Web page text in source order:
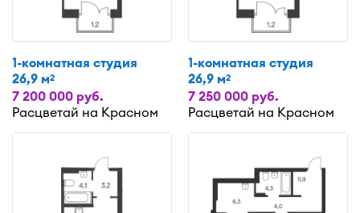
1-комнатная студия
26,9 м2
7 200 000 руб.
Расцветай на Красном
1-комнатная студия
26,9 м2
7 250 000 руб.
Расцветай на Красном